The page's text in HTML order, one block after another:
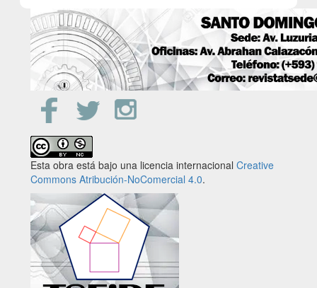
Esta obra está bajo una licencia internacional Creative
Commons Atribución-NoComercial 4.0.